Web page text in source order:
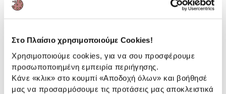
Στο Πλαίσιο χρησιμοποιούμε Cookies!
Χρησιμοποιούμε cookies, για να σου προσφέρουμε
προσωποποιημένη εμπειρία περιήγησης.
Κάνε «κλικ» στο κουμπί «Αποδοχή όλων» και βοήθησέ
μας να προσαρμόσουμε τις προτάσεις μας αποκλειστικά
2 Έτη εγγύηση Προμηθευτή
Χαρακτηριστικά
Τύπος:
Κρεατομηχανής